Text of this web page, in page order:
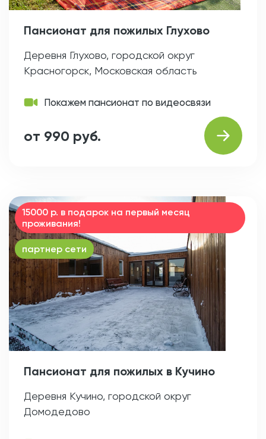
Пансионат для пожилых Глухово
Деревня Глухово, городской округ
Красногорск, Московская область
Покажем пансионат по видеосвязи
от 990 руб.
15000 р. в подарок на первый месяц
проживания!
партнер сети
Пансионат для пожилых в Кучино
Деревня Кучино, городской округ
Домодедово